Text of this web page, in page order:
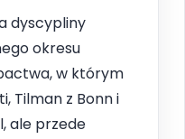
dyscypliny
okresu
w którym
Tilman z Bonn i
ale przede